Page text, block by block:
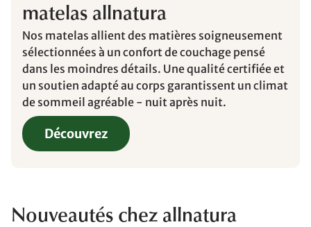
matelas allnatura
Nos matelas allient des matières soigneusement
sélectionnées à un confort de couchage pensé
dans les moindres détails. Une qualité certifiée et
un soutien adapté au corps garantissent un climat
de sommeil agréable - nuit après nuit.
Découvrez
Nouveautés chez allnatura